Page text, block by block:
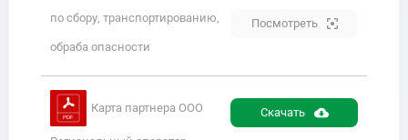
по сбору, транспортированию,
обраба опасности
Посмотреть
Карта партнера ООО Скачать